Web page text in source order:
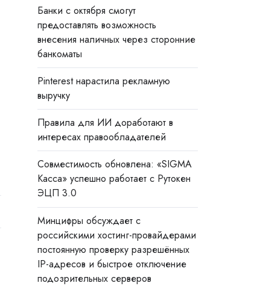
Банки с октября смогут
предоставлять возможность
внесения наличных через сторонние
банкоматы
Pinterest нарастила рекламную
выручку
Правила для ИИ доработают в
интересах правообладателей
Совместимость обновлена: «SIGMA
Касса» успешно работает с Рутокен
ЭЦП 3.0
Минцифры обсуждает с
российскими хостинг-провайдерами
постоянную проверку разрешённых
IP-адресов и быстрое отключение
подозрительных серверов